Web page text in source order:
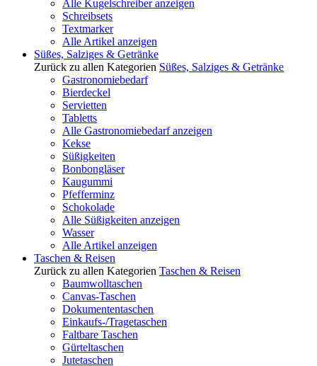
Alle Kugelschreiber anzeigen
Schreibsets
Textmarker
Alle Artikel anzeigen
Süßes, Salziges & Getränke
Zurück zu allen Kategorien Süßes, Salziges & Getränke
Gastronomiebedarf
Bierdeckel
Servietten
Tabletts
Alle Gastronomiebedarf anzeigen
Kekse
Süßigkeiten
Bonbongläser
Kaugummi
Pfefferminz
Schokolade
Alle Süßigkeiten anzeigen
Wasser
Alle Artikel anzeigen
Taschen & Reisen
Zurück zu allen Kategorien Taschen & Reisen
Baumwolltaschen
Canvas-Taschen
Dokumententaschen
Einkaufs-/Tragetaschen
Faltbare Taschen
Gürteltaschen
Jutetaschen